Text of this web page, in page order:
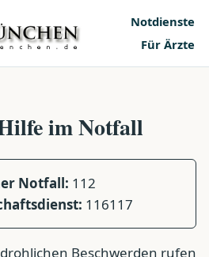
Notdienste
Für Ärzte
im Notfall
Notfall: 112
116117
Beschwerden rufen